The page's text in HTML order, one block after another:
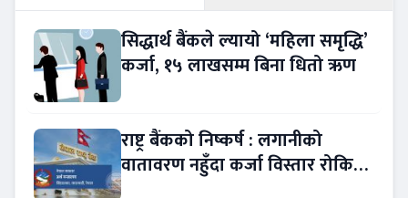
सिद्धार्थ बैंकले ल्यायो ‘महिला समृद्धि’
कर्जा, १५ लाखसम्म बिना धितो ऋण
राष्ट्र बैंकको निष्कर्ष : लगानीको
वातावरण नहुँदा कर्जा विस्तार रोकियो